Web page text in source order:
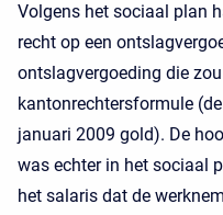
Volgens het sociaal plan
recht op een
ontslagvergoeding die
kantonrechtersformule
januari 2009 gold). De
was echter in het sociaal
het salaris dat de